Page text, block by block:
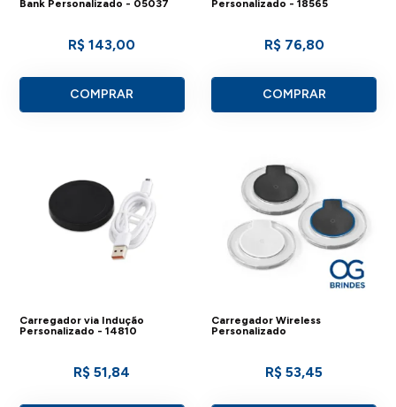
Bank Personalizado - 05037
R$ 143,00
COMPRAR
Personalizado - 18565
R$ 76,80
COMPRAR
Carregador via Indução
Personalizado - 14810
R$ 51,84
Carregador Wireless
Personalizado
R$ 53,45